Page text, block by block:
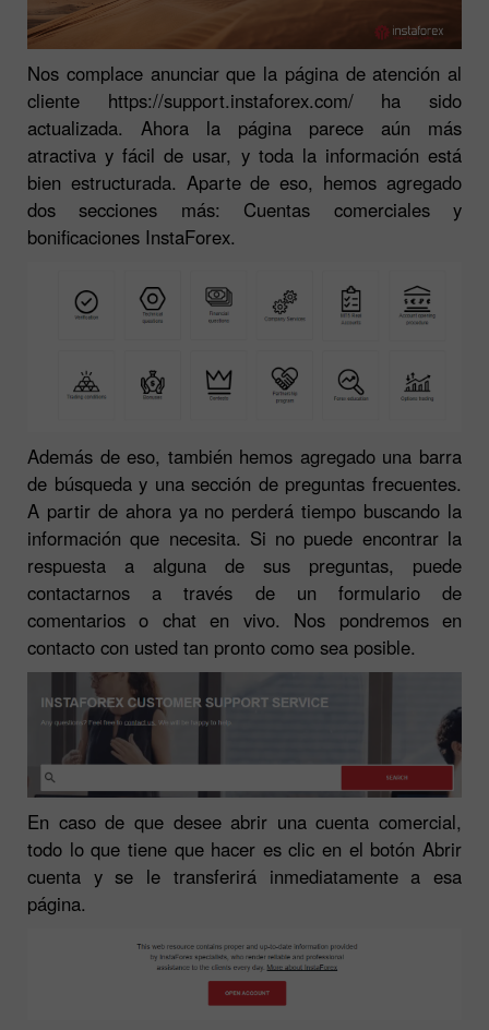
Nos complace anunciar que la página de atención al
cliente https://support.instaforex.com/ ha sido
actualizada. Ahora la página parece aún más
atractiva y fácil de usar, y toda la información está
bien estructurada. Aparte de eso, hemos agregado
dos secciones más: Cuentas comerciales y
bonificaciones InstaForex.
Además de eso, también hemos agregado una barra
de búsqueda y una sección de preguntas frecuentes.
A partir de ahora ya no perderá tiempo buscando la
información que necesita. Si no puede encontrar la
respuesta a alguna de sus preguntas, puede
contactarnos a través de un formulario de
comentarios o chat en vivo. Nos pondremos en
contacto con usted tan pronto como sea posible.
En caso de que desee abrir una cuenta comercial,
todo lo que tiene que hacer es clic en el botón Abrir
cuenta y se le transferirá inmediatamente a esa
página.